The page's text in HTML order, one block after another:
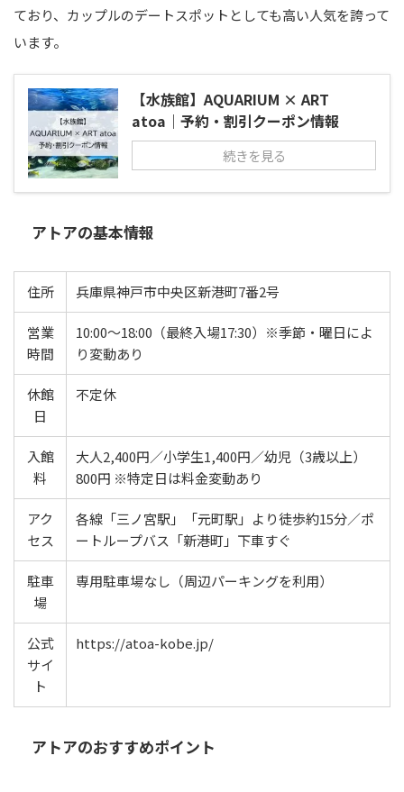
ており、カップルのデートスポットとしても高い人気を誇って
います。
【水族館】AQUARIUM × ART
atoa｜予約・割引クーポン情報
続きを見る
アトアの基本情報
住所 兵庫県神戸市中央区新港町7番2号
営業
時間
10:00〜18:00（最終入場17:30）※季節・曜日によ
り変動あり
休館
日
不定休
入館
料
大人2,400円／小学生1,400円／幼児（3歳以上）
800円 ※特定日は料金変動あり
アク
セス
各線「三ノ宮駅」「元町駅」より徒歩約15分／ポ
ートループバス「新港町」下車すぐ
駐車
場
専用駐車場なし（周辺パーキングを利用）
公式
サイ
ト
https://atoa-kobe.jp/
アトアのおすすめポイント